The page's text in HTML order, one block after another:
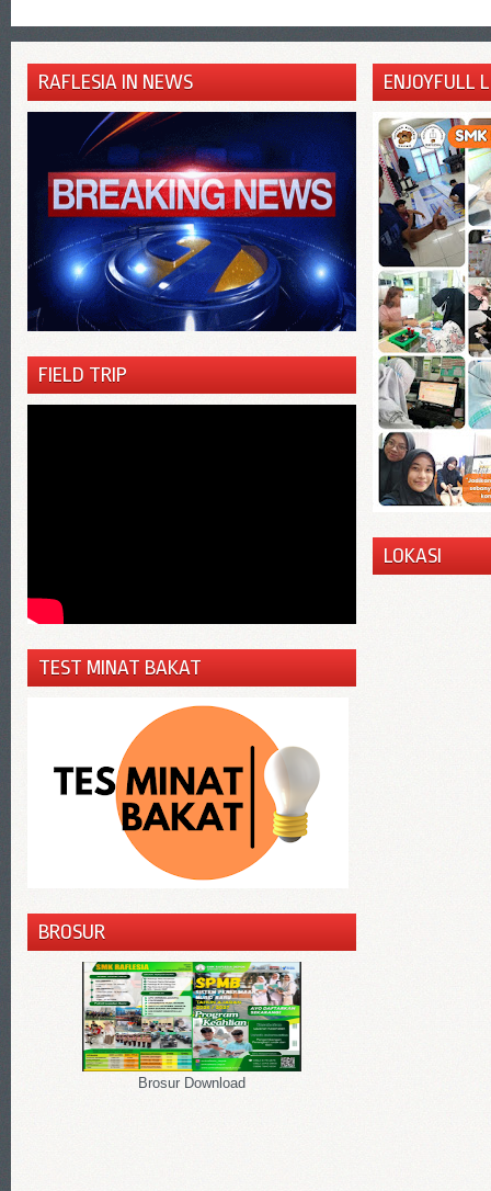
RAFLESIA IN NEWS
FIELD TRIP
TEST MINAT BAKAT
BROSUR
Brosur Download
ENJOYFULL
LOKASI